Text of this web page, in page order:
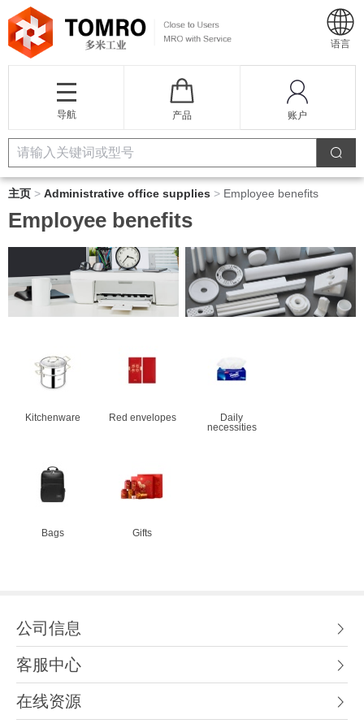
语言
导航 产品 账户
主页 > Administrative office supplies > Employee benefits
Employee benefits
Kitchenware Red envelopes
Daily
necessities
Bags Gifts
公司信息
客服中心
在线资源